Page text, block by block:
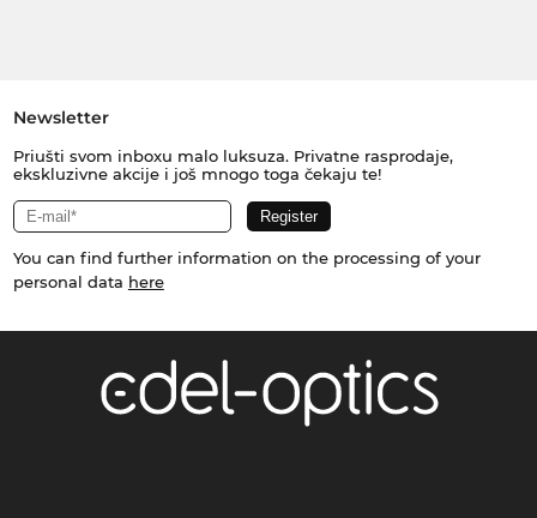
Newsletter
Priušti svom inboxu malo luksuza. Privatne rasprodaje,
ekskluzivne akcije i još mnogo toga čekaju te!
You can find further information on the processing of your
personal data here